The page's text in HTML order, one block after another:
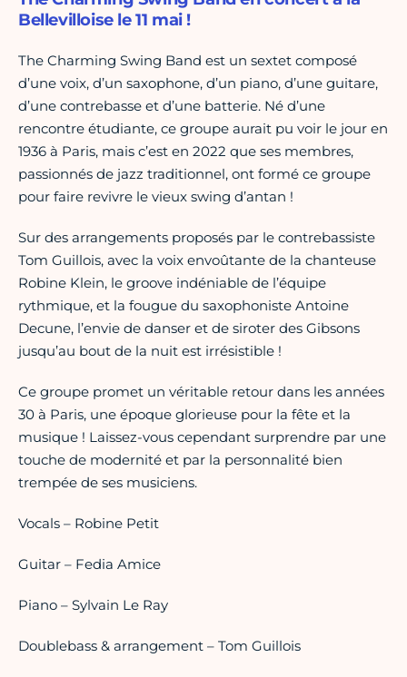
Bellevilloise le 11 mai !
The Charming Swing Band est un sextet composé
d’une voix, d’un saxophone, d’un piano, d’une guitare,
d’une contrebasse et d’une batterie. Né d’une
rencontre étudiante, ce groupe aurait pu voir le jour en
1936 à Paris, mais c’est en 2022 que ses membres,
passionnés de jazz traditionnel, ont formé ce groupe
pour faire revivre le vieux swing d’antan !
Sur des arrangements proposés par le contrebassiste
Tom Guillois, avec la voix envoûtante de la chanteuse
Robine Klein, le groove indéniable de l’équipe
rythmique, et la fougue du saxophoniste Antoine
Decune, l’envie de danser et de siroter des Gibsons
jusqu’au bout de la nuit est irrésistible !
Ce groupe promet un véritable retour dans les années
30 à Paris, une époque glorieuse pour la fête et la
musique ! Laissez-vous cependant surprendre par une
touche de modernité et par la personnalité bien
trempée de ses musiciens.
Vocals – Robine Petit
Guitar – Fedia Amice
Piano – Sylvain Le Ray
Doublebass & arrangement – Tom Guillois